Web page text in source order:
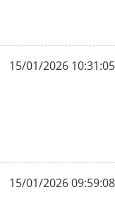
15/01/2026 10:31:05
15/01/2026 09:59:08